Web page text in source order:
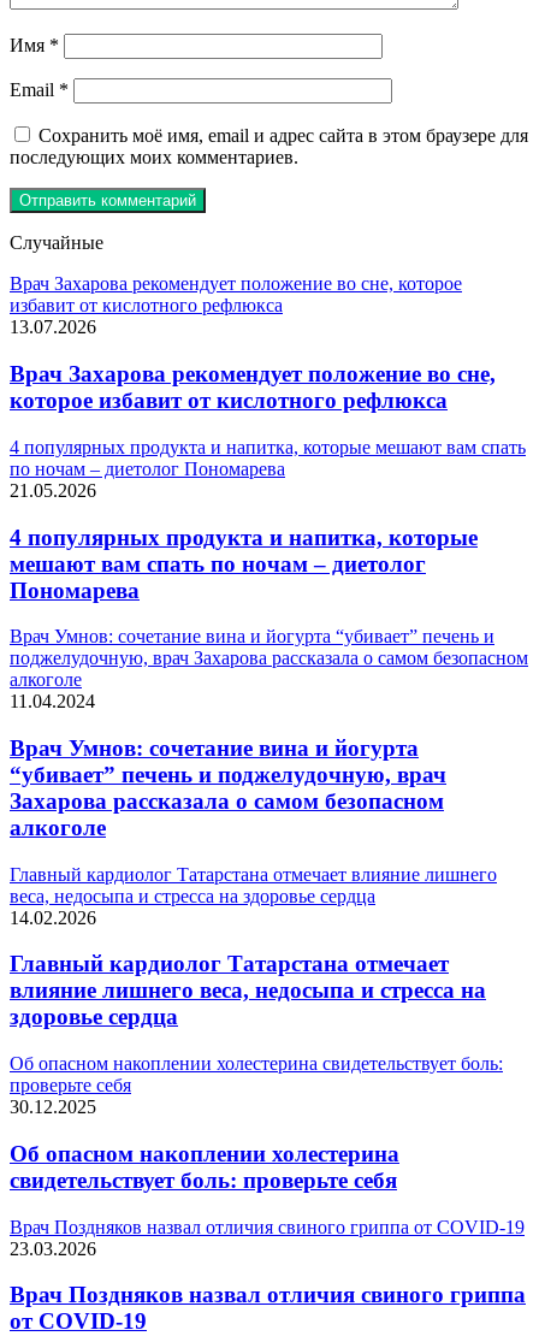
Имя *
Email *
Сохранить моё имя, email и адрес сайта в этом браузере для
последующих моих комментариев.
Случайные
Врач Захарова рекомендует положение во сне, которое
избавит от кислотного рефлюкса
13.07.2026
Врач Захарова рекомендует положение во сне,
которое избавит от кислотного рефлюкса
4 популярных продукта и напитка, которые мешают вам спать
по ночам – диетолог Пономарева
21.05.2026
4 популярных продукта и напитка, которые
мешают вам спать по ночам – диетолог
Пономарева
Врач Умнов: сочетание вина и йогурта “убивает” печень и
поджелудочную, врач Захарова рассказала о самом безопасном
алкоголе
11.04.2024
Врач Умнов: сочетание вина и йогурта
“убивает” печень и поджелудочную, врач
Захарова рассказала о самом безопасном
алкоголе
Главный кардиолог Татарстана отмечает влияние лишнего
веса, недосыпа и стресса на здоровье сердца
14.02.2026
Главный кардиолог Татарстана отмечает
влияние лишнего веса, недосыпа и стресса на
здоровье сердца
Об опасном накоплении холестерина свидетельствует боль:
проверьте себя
30.12.2025
Об опасном накоплении холестерина
свидетельствует боль: проверьте себя
Врач Поздняков назвал отличия свиного гриппа от COVID-19
23.03.2026
Врач Поздняков назвал отличия свиного гриппа
от COVID-19